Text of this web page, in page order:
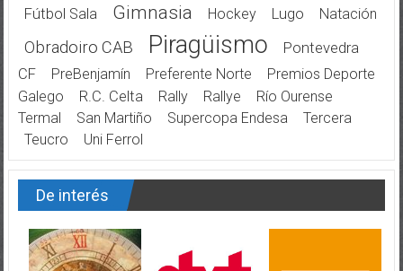
Fútbol Sala Gimnasia Hockey Lugo Natación
Obradoiro CAB Piragüismo
Pontevedra
CF
PreBenjamín Preferente Norte
Premios Deporte
Galego
R.C. Celta Rally Rallye
Río Ourense
Termal
San Martiño Supercopa Endesa
Tercera
Teucro
Uni Ferrol
De interés